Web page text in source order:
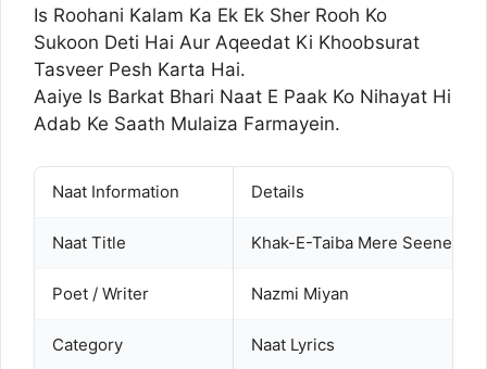
Is Roohani Kalam Ka Ek Ek Sher Rooh Ko
Sukoon Deti Hai Aur Aqeedat Ki Khoobsurat
Tasveer Pesh Karta Hai.
Aaiye Is Barkat Bhari Naat E Paak Ko Nihayat Hi
Adab Ke Saath Mulaiza Farmayein.
Naat Information Details
Naat Title Khak-E-Taiba Mere Seene Se
Poet / Writer Nazmi Miyan
Category Naat Lyrics